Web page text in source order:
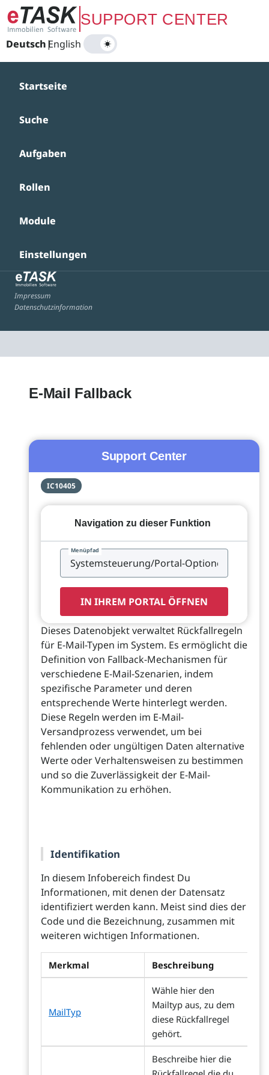
Zum Hauptinhalt springenSUPPORT CENTER
Deutsch|
English
Startseite
Suche
Aufgaben
Rollen
Module
Einstellungen
Impressum
Datenschutzinformation
E-Mail Fallback
Support Center
IC10405
Navigation zu dieser Funktion
Menüpfad
IN IHREM PORTAL ÖFFNEN
Dieses Datenobjekt verwaltet Rückfallregeln
für E-Mail-Typen im System. Es ermöglicht die
Definition von Fallback-Mechanismen für
verschiedene E-Mail-Szenarien, indem
spezifische Parameter und deren
entsprechende Werte hinterlegt werden.
Diese Regeln werden im E-Mail-
Versandprozess verwendet, um bei
fehlenden oder ungültigen Daten alternative
Werte oder Verhaltensweisen zu bestimmen
und so die Zuverlässigkeit der E-Mail-
Kommunikation zu erhöhen.
Identifikation
In diesem Infobereich findest Du
Informationen, mit denen der Datensatz
identifiziert werden kann. Meist sind dies der
Code und die Bezeichnung, zusammen mit
weiteren wichtigen Informationen.
Merkmal Beschreibung
MailTyp
Wähle hier den
Mailtyp aus, zu dem
diese Rückfallregel
gehört.
Beschreibe hier die